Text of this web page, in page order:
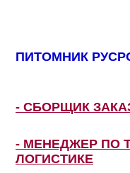
ПИТОМНИК
- СБОРЩИК
- МЕНЕДЖЕР ПО
ЛОГИСТИКЕ